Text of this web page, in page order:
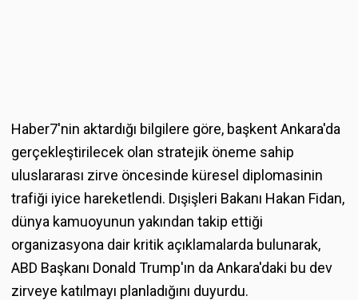
Haber7'nin aktardığı bilgilere göre, başkent Ankara'da
gerçekleştirilecek olan stratejik öneme sahip
uluslararası zirve öncesinde küresel diplomasinin
trafiği iyice hareketlendi. Dışişleri Bakanı Hakan Fidan,
dünya kamuoyunun yakından takip ettiği
organizasyona dair kritik açıklamalarda bulunarak,
ABD Başkanı Donald Trump'ın da Ankara'daki bu dev
zirveye katılmayı planladığını duyurdu.